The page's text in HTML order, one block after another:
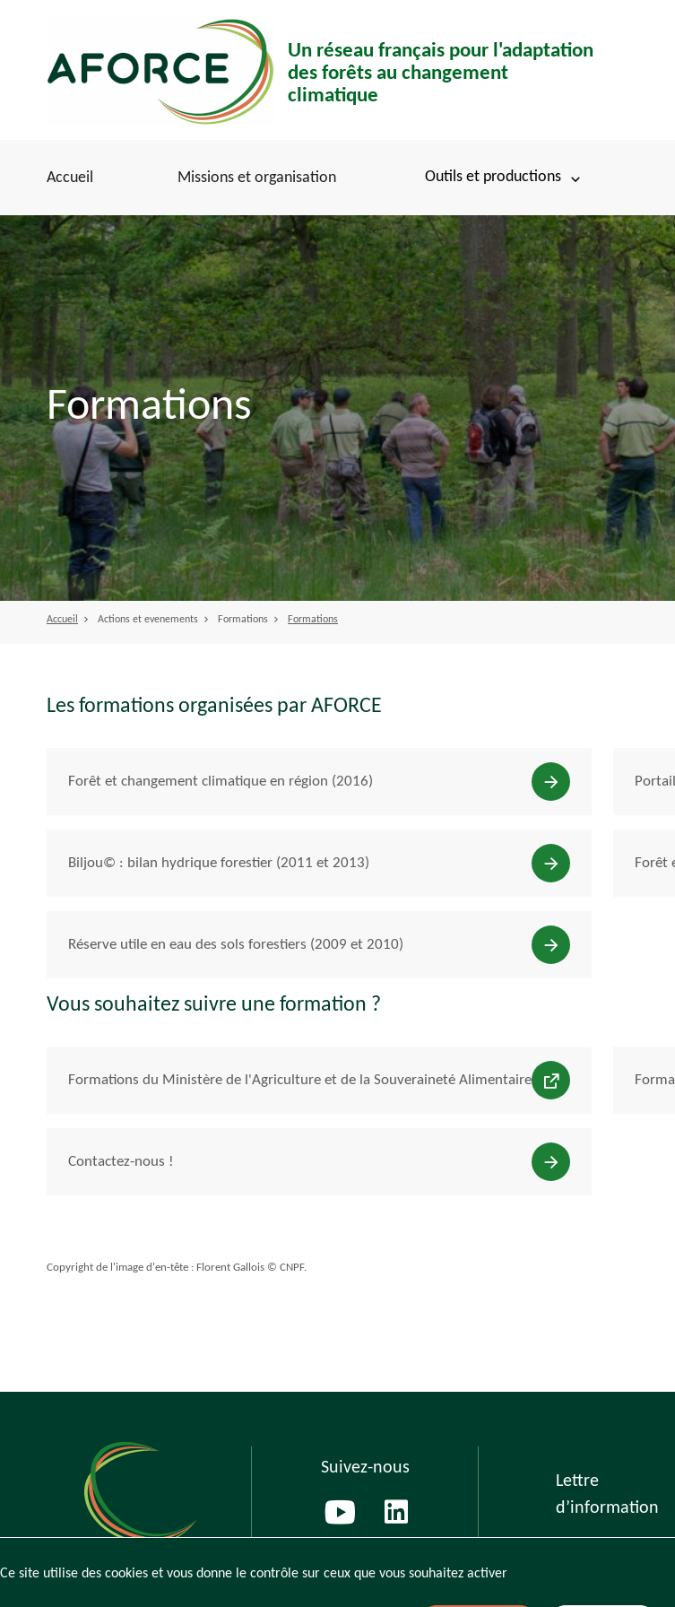
principal
Un réseau français pour l'adaptation
des forêts au changement
climatique
Accueil Missions et organisation Outils et productions
Formations
Accueil Actions et evenements Formations Formations
Les formations organisées par AFORCE
Forêt et changement climatique en région (2016)
Biljou© : bilan hydrique forestier (2011 et 2013) Forêt
Réserve utile en eau des sols forestiers (2009 et 2010)
Vous souhaitez suivre une formation ?
Formations du Ministère de l'Agriculture et de la Souveraineté Alimentaire
Contactez-nous !
Copyright de l'image d'en-tête : Florent Gallois © CNPF.
Suivez-nous
Lettre
d’information
Ce site utilise des cookies et vous donne le contrôle sur ceux que vous souhaitez activer